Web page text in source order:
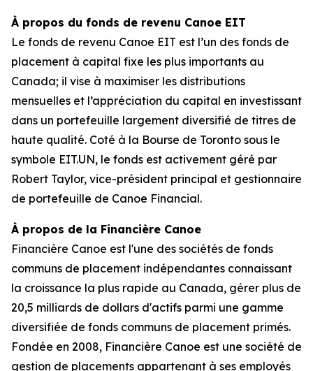
À propos du fonds de revenu Canoe EIT
Le fonds de revenu Canoe EIT est l’un des fonds de
placement à capital fixe les plus importants au
Canada; il vise à maximiser les distributions
mensuelles et l’appréciation du capital en investissant
dans un portefeuille largement diversifié de titres de
haute qualité. Coté à la Bourse de Toronto sous le
symbole EIT.UN, le fonds est activement géré par
Robert Taylor, vice-président principal et gestionnaire
de portefeuille de Canoe Financial.
À propos de la Financière Canoe
Financière Canoe est l'une des sociétés de fonds
communs de placement indépendantes connaissant
la croissance la plus rapide au Canada, gérer plus de
20,5 milliards de dollars d'actifs parmi une gamme
diversifiée de fonds communs de placement primés.
Fondée en 2008, Financière Canoe est une société de
gestion de placements appartenant à ses employés